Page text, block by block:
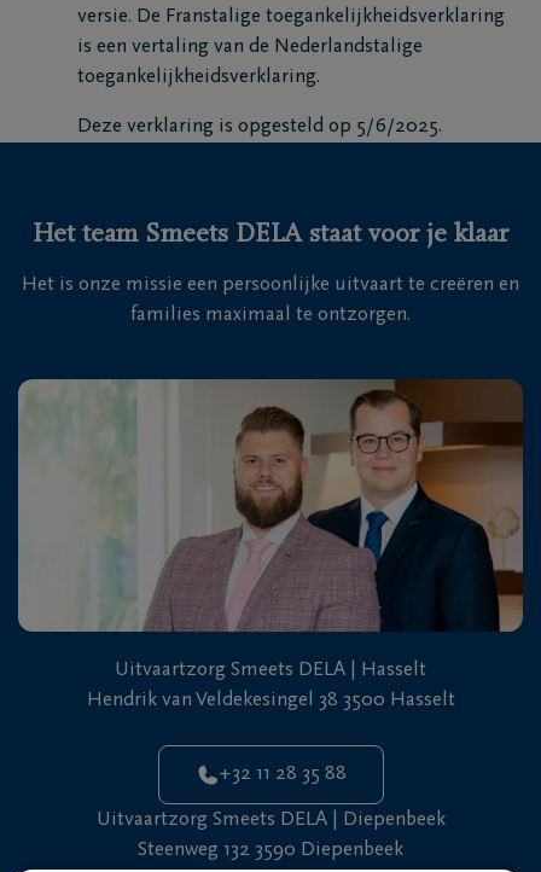
versie. De Franstalige toegankelijkheidsverklaring
is een vertaling van de Nederlandstalige
toegankelijkheidsverklaring.
Deze verklaring is opgesteld op 5/6/2025.
Het team Smeets DELA staat voor je klaar
Het is onze missie een persoonlijke uitvaart te creëren en
families maximaal te ontzorgen.
Uitvaartzorg Smeets DELA | Hasselt
Hendrik van Veldekesingel 38 3500 Hasselt
+32 11 28 35 88
Uitvaartzorg Smeets DELA | Diepenbeek
Steenweg 132 3590 Diepenbeek